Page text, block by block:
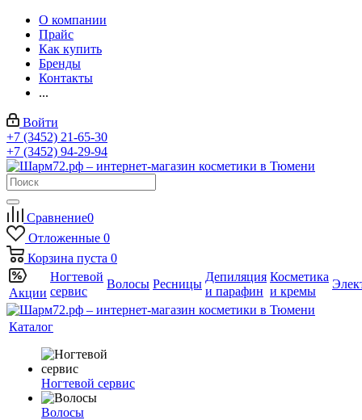
О компании
Прайс
Как купить
Бренды
Контакты
...
Войти
+7 (3452) 21-65-30
+7 (3452) 94-29-94
Сравнение0
Отложенные 0
Корзина пуста 0
Акции
Ногтевой
сервис
Волосы Ресницы
Депиляция
и парафин
Косметика
и кремы
Каталог
Ногтевой сервис
Волосы